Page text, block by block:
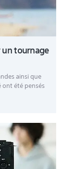
tournage
ainsi que
été pensés